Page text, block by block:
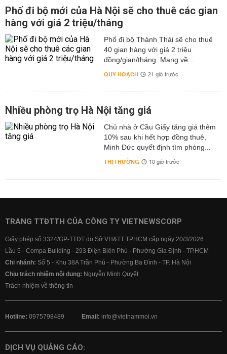
Phố đi bộ mới của Hà Nội sẽ cho thuê các gian
hàng với giá 2 triệu/tháng
Phố đi bộ Thành Thái sẽ cho thuê
40 gian hàng với giá 2 triệu
đồng/gian/tháng. Mang về...
QUY HOẠCH 21 giờ trước
Nhiều phòng trọ Hà Nội tăng giá
Chủ nhà ở Cầu Giấy tăng giá thêm
10% sau khi hết hợp đồng thuê,
Minh Đức quyết định tìm phòng...
THỊ TRƯỜNG 10 giờ trước
TRANG TTĐTTH CỦA CÔNG TY VIETNEWSCORP
Giấy phép số 3324/GP-TTĐT do Sở VH&TT TPHCM cấp ngày 20/3/2026
Lầu 5 - Compa Building - 293 Điện Biên Phủ - Phường Gia Định - TP.HCM
Chi nhánh: Số 5 - Khu 38A Trần Phú - Phường Ba Đình - TP. Hà Nội
Chịu trách nhiệm nội dung: Nguyễn Minh Quyết
Trách nhiệm về thông tin
Hotline: 0975798489 Email: info@vietnammoi.vn
DỊCH VỤ QUẢNG CÁO: